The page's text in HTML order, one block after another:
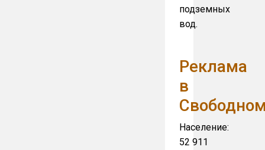
подземных
вод.
Реклама
в
Население:
52 911